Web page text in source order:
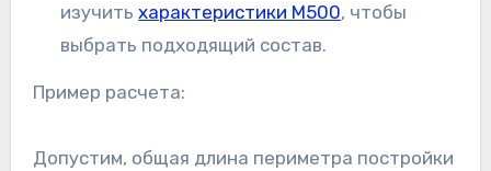
изучитьхарактеристики М500, чтобы
выбрать подходящий состав.
Пример расчета:
Допустим, общая длина периметра постройки